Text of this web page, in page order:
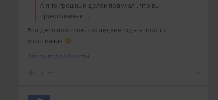
А я то грешным делом подумал , что вы
православный ….
Это дело прошлое, последние годы я просто
христианин
Здесь подробности
-2